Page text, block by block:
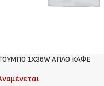
1Χ36W ΑΠΛΟ ΚΑΦΕ